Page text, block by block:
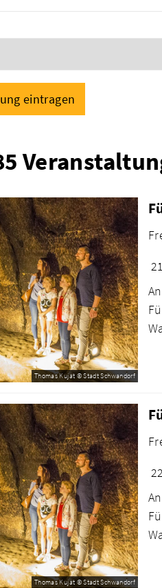
eintragen
Thomas Kujat © Stadt Schwandorf
Thomas Kujat © Stadt Schwandorf